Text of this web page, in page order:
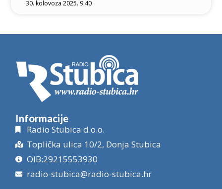
30. kolovoza 2025. 9:40
Informacije
Radio Stubica d.o.o.
Toplička ulica 10/2, Donja Stubica
OIB:29215553930
radio-stubica@radio-stubica.hr